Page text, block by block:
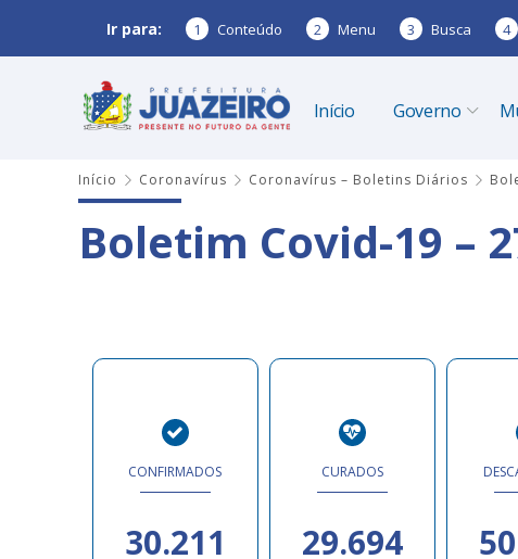
Ir para: 1 Conteúdo 2 Menu 3 Busca 4
Início Governo
Início Coronavírus Coronavírus – Boletins Diários
Boletim Covid-19 –
CONFIRMADOS
30.211
CURADOS
29.694